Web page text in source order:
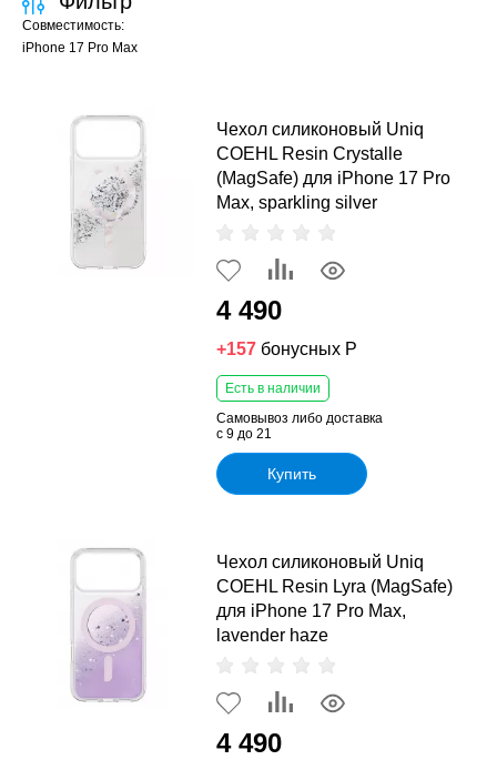
Чехол силиконовый Uniq
COEHL Resin Crystalle
(MagSafe) для iPhone 17 Pro
Max, sparkling silver
4 490
+157 бонусных Р
Есть в наличии
Самовывоз либо доставка
с 9 до 21
Купить
Чехол силиконовый Uniq
COEHL Resin Lyra (MagSafe)
для iPhone 17 Pro Max,
lavender haze
4 490
Совместимость:
iPhone 17 Pro Max